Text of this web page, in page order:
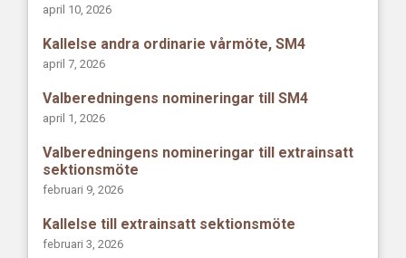
april 10, 2026
Kallelse andra ordinarie vårmöte, SM4
april 7, 2026
Valberedningens nomineringar till SM4
april 1, 2026
Valberedningens nomineringar till extrainsatt
sektionsmöte
februari 9, 2026
Kallelse till extrainsatt sektionsmöte
februari 3, 2026